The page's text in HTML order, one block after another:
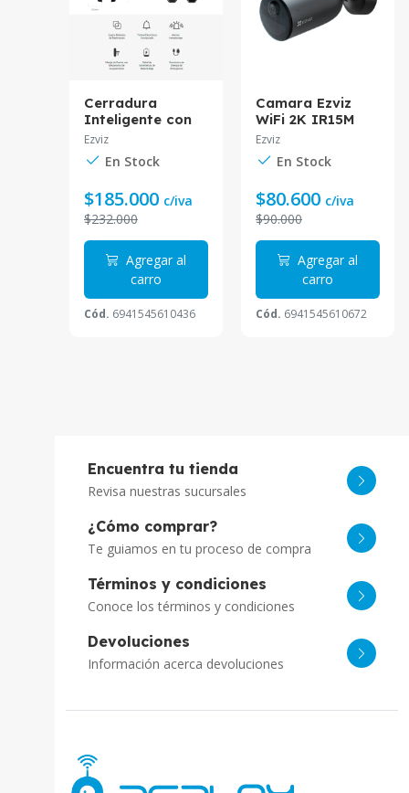
Cerradura
Inteligente con
Teclado y Huella
CS-L2S-
11FCP(A0)
Ezviz
En Stock
$185.000 c/iva
$232.000
Agregar al
carro
Cód. 6941545610436
Camara Ezviz
WiFi 2K IR15M
Bateria 120 dias
CS-EB3
Ezviz
En Stock
$80.600 c/iva
$90.000
Agregar al
carro
Cód. 6941545610672
Encuentra tu tienda
Revisa nuestras sucursales
¿Cómo comprar?
Te guiamos en tu proceso de compra
Términos y condiciones
Conoce los términos y condiciones
Devoluciones
Información acerca devoluciones